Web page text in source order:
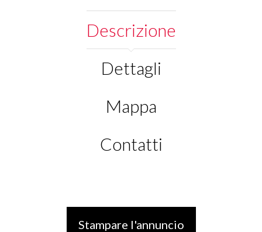
Descrizione
Dettagli
Mappa
Contatti
Stampare l'annuncio